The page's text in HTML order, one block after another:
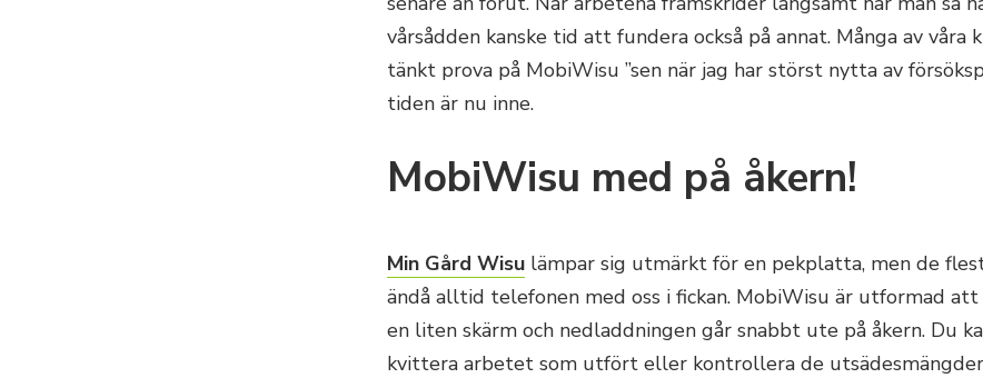
vårsådden kanske tid att fundera också på annat. Många av våra
tänkt prova på MobiWisu ”sen när jag har störst nytta av
tiden är nu inne.
MobiWisu med på åkern!
Min Gård Wisu lämpar sig utmärkt för en pekplatta, men de
ändå alltid telefonen med oss i fickan. MobiWisu är utformad att
en liten skärm och nedladdningen går snabbt ute på åkern. Du
kvittera arbetet som utfört eller kontrollera de